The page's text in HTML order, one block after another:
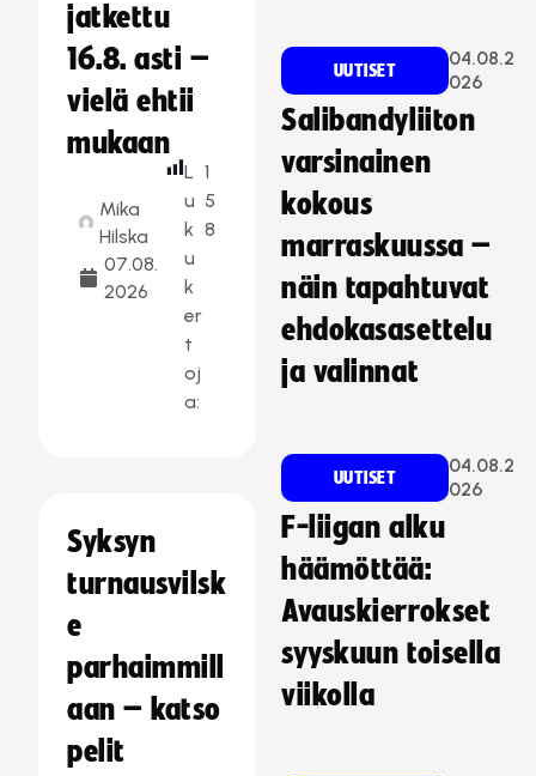
jatkettu
16.8. asti –
vielä ehtii
mukaan
Mika
Hilska
07.08.
2026
L
u
k
u
k
er
t
oj
a:
1
5
8
Syksyn
turnausvilsk
e
parhaimmill
aan – katso
pelit
UUTISET
04.08.2
026
Salibandyliiton
varsinainen
kokous
marraskuussa –
näin tapahtuvat
ehdokasasettelu
ja valinnat
UUTISET
04.08.2
026
F-liigan alku
häämöttää:
Avauskierrokset
syyskuun toisella
viikolla